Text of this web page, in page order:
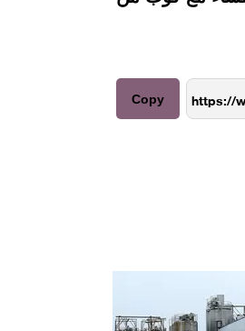
Copy